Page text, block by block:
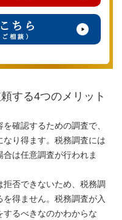
ちら
相談）
する4つのメリット
確認するための調査で、
り得ます。税務調査には
は任意調査が行われま
否できないため、税務調
得ません。税務調査が入
るべきなのかわからな